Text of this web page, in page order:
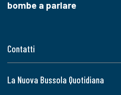
Contatti
La Nuova Bussola Quotidiana
bombe a parlare